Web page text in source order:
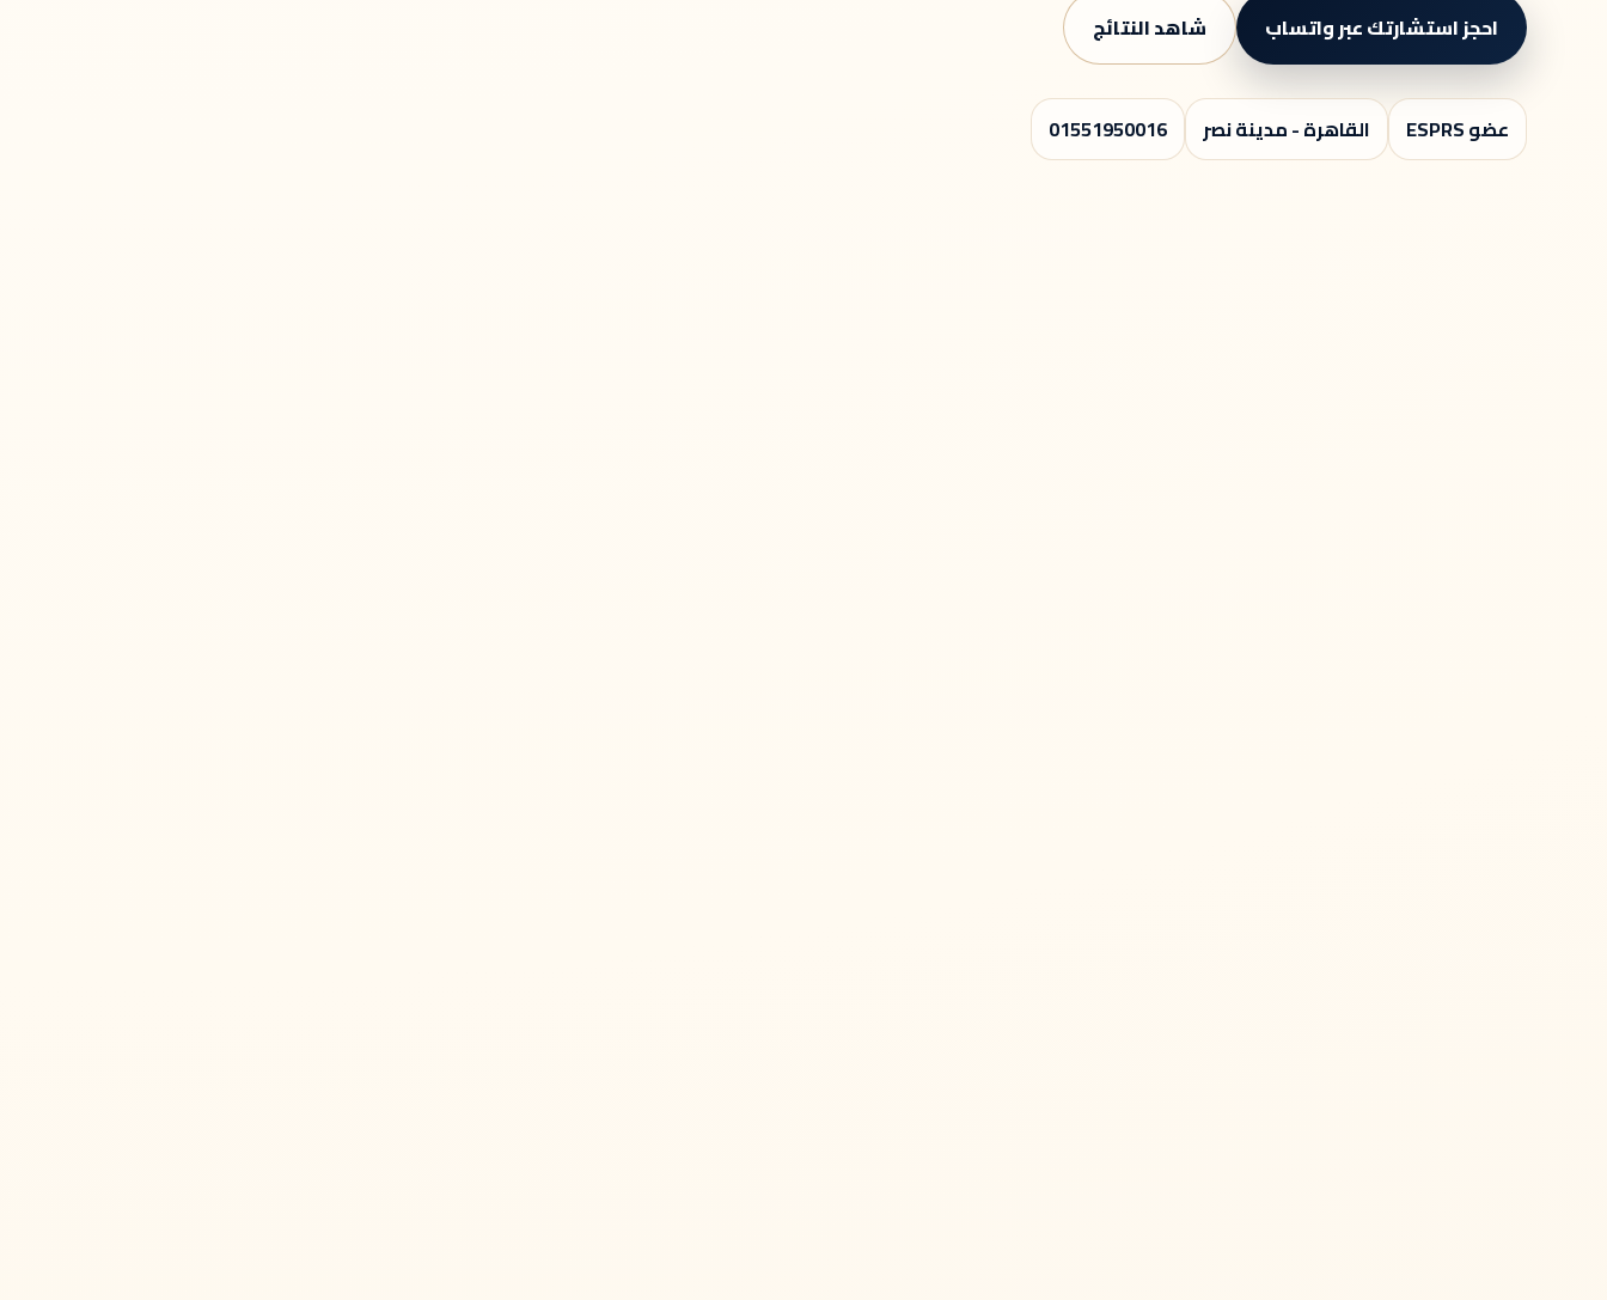
احجز استشارتك عبر واتساب شاهد النتائج
عضو ESPRS القاهرة - مدينة نصر 01551950016